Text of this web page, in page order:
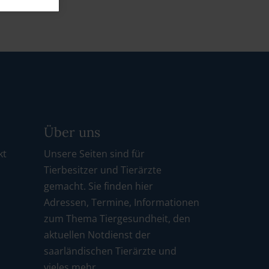
Über uns
Unsere Seiten sind für
Tierbesitzer und Tierärzte
gemacht. Sie finden hier
Adressen, Termine, Informationen
zum Thema Tiergesundheit, den
aktuellen Notdienst der
saarländischen Tierärzte und